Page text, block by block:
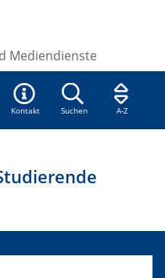
Mediendienste
Kontakt Suchen A-Z